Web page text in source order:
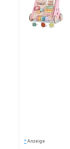
* Anzeige